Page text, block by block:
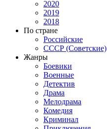
2020
2019
2018
По стране
Российские
СССР (Советские)
Жанры
Боевики
Военные
Детектив
Драма
Мелодрама
Комедия
Криминал